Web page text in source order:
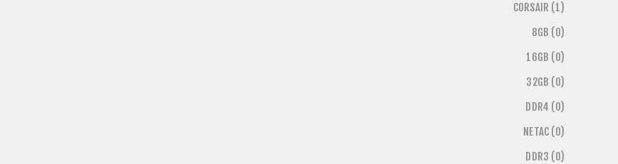
CORSAIR (1)
8GB (0)
16GB (0)
32GB (0)
DDR4 (0)
NETAC (0)
DDR3 (0)